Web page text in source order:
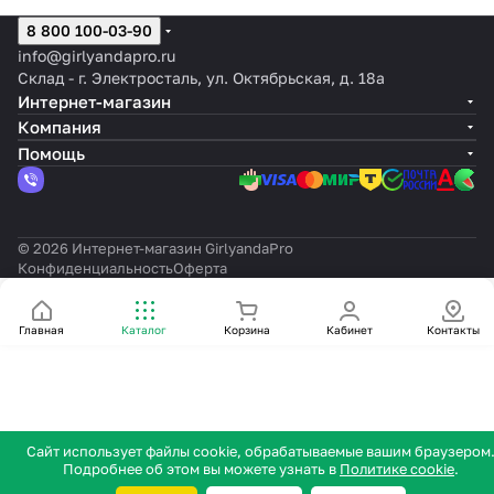
сетевого
шнура
без
сетевого
шнура
без
сетевого
шнура
шнура
шнуракаучук
шнурасетевого
безшнурашнурашнуракаучук
шнура
и
и
Главная Каталог Корзина Кабинет Контакты
8 800 100-03-90
info@girlyandapro.ru
Склад - г. Электросталь, ул. Октябрьская, д. 18а
Интернет-магазин
Компания
Помощь
© 2026 Интернет-магазин GirlyandaPro
КонфиденциальностьОферта
Сайт использует файлы cookie, обрабатываемые вашим браузером.
Подробнее об этом вы можете узнать в Политике cookie.